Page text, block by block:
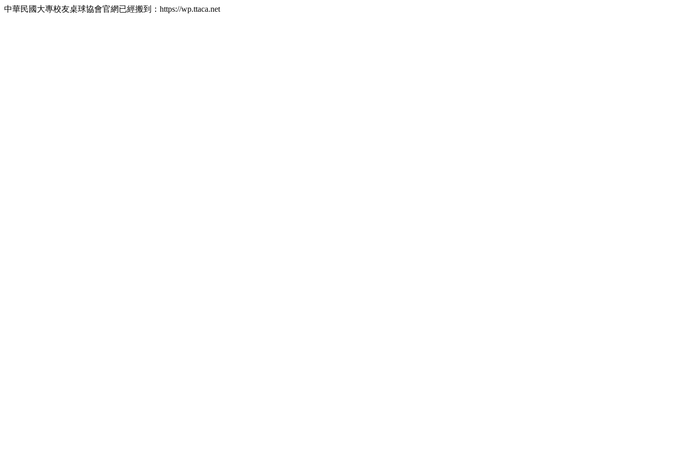
中華民國大專校友桌球協會官網已經搬到：https://wp.ttaca.net